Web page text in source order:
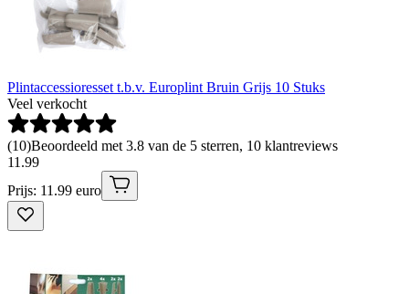
Plintaccessioresset t.b.v. Europlint Bruin Grijs 10 Stuks
Veel verkocht
(10)Beoordeeld met 3.8 van de 5 sterren, 10 klantreviews
11 .99
Prijs: 11.99 euro